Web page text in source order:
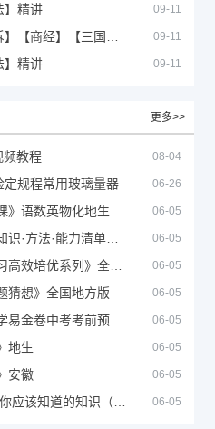
】精讲 09-11
09-11
】精讲 09-11
更多>>
频教程 08-04
定规程常用玻璃量器 06-26
06-05
06-05
06-05
猜想》全国地方版 06-05
06-05
地生 06-05
安徽 06-05
06-05